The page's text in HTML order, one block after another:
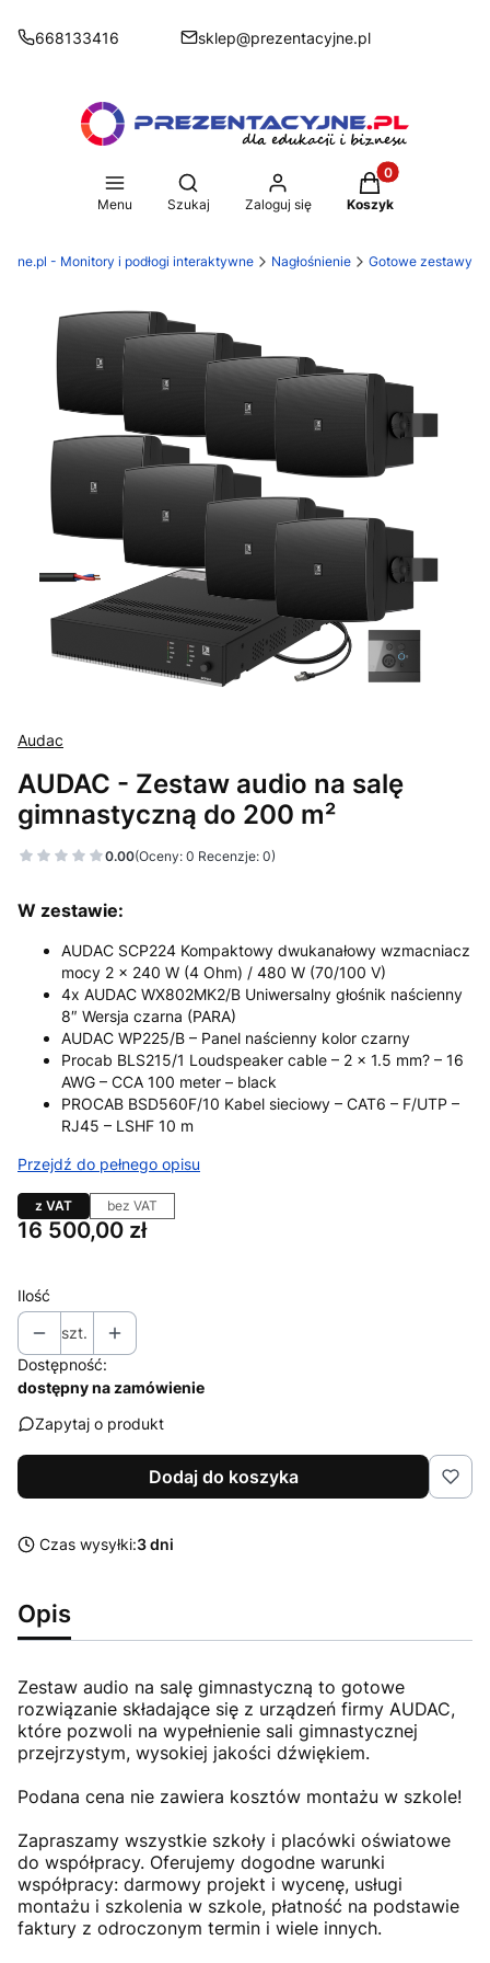
668133416 sklep@prezentacyjne.pl
Menu
Otwórz wyszukiwarkę
Szukaj Zaloguj się
Produkty w
Koszyk
- Monitory i podłogi interaktywne Nagłośnienie Gotowe zestawy
Audac
AUDAC - Zestaw audio na salę
gimnastyczną do 200 m²
0.00(Oceny: 0 Recenzje: 0)
W zestawie:
AUDAC SCP224 Kompaktowy dwukanałowy wzmacniacz
mocy 2 x 240 W (4 Ohm) / 480 W (70/100 V)
4x AUDAC WX802MK2/B Uniwersalny głośnik naścienny
8″ Wersja czarna (PARA)
AUDAC WP225/B – Panel naścienny kolor czarny
Procab BLS215/1 Loudspeaker cable – 2 x 1.5 mm? – 16
AWG – CCA 100 meter – black
PROCAB BSD560F/10 Kabel sieciowy – CAT6 – F/UTP –
RJ45 – LSHF 10 m
Przejdź do pełnego opisu
z VAT bez VAT
Cena
16 500,00 zł
Ilość
szt.
Dostępność:
dostępny na zamówienie
Zapytaj o produkt
Dodaj do koszyka
Czas wysyłki:3 dni
Opis
Zestaw audio na salę gimnastyczną to gotowe
rozwiązanie składające się z urządzeń firmy AUDAC,
które pozwoli na wypełnienie sali gimnastycznej
przejrzystym, wysokiej jakości dźwiękiem.
Podana cena nie zawiera kosztów montażu w szkole!
Zapraszamy wszystkie szkoły i placówki oświatowe
do współpracy. Oferujemy dogodne warunki
współpracy: darmowy projekt i wycenę, usługi
montażu i szkolenia w szkole, płatność na podstawie
faktury z odroczonym termin i wiele innych.